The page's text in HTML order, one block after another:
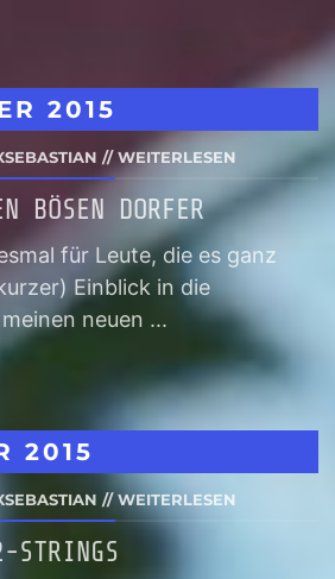
2015
//WEITERLESEN
BÖSEN DORFER
für Leute, die es ganz
Einblick in die
neuen ...
2015
//WEITERLESEN
STRINGS